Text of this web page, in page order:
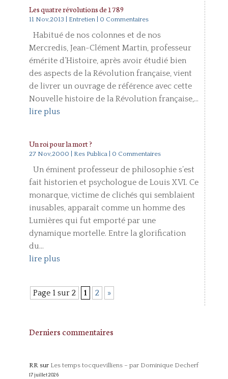
Les quatre révolutions de 1789
11 Nov,2013 Entretien| 0 Commentaires
Habitué de nos colonnes et de nos
Mercredis, Jean-Clément Martin, professeur
émérite d’Histoire, après avoir étudié bien
des aspects de la Révolution française, vient
de livrer un ouvrage de référence avec cette
Nouvelle histoire de la Révolution française,...
lire plus
Un roi pour la mort ?
27 Nov,2000 Res Publica| 0 Commentaires
Un éminent professeur de philosophie s’est
fait historien et psychologue de Louis XVI. Ce
monarque, victime de clichés qui semblaient
inusables, apparaît comme un homme des
Lumières qui fut emporté par une
dynamique mortelle. Entre la glorification
du...
lire plus
Page 1 sur 2 1 2 »
Derniers commentaires
RRsur Les temps tocquevilliens – par Dominique Decherf
17 juillet 2026